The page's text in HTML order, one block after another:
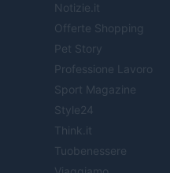
Notizie.it
Offerte Shopping
Pet Story
Professione Lavoro
Sport Magazine
Style24
Think.it
Tuobenessere